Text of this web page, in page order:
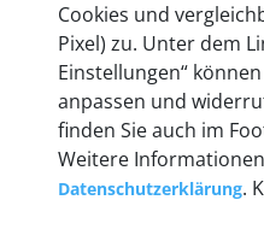
Technische
Cookies und
Pixel) zu. Unter dem
Einstellungen“
anpassen und
finden Sie auch im
Weitere
Datenschutzerklärung.